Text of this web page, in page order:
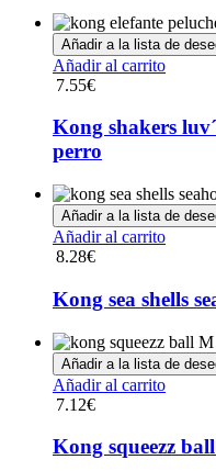
Añadir a la lista de
Añadir al carrito
7.55€
Kong shakers
perro
Añadir a la lista de
Añadir al carrito
8.28€
Kong sea shells
Añadir a la lista de
Añadir al carrito
7.12€
Kong squeezz